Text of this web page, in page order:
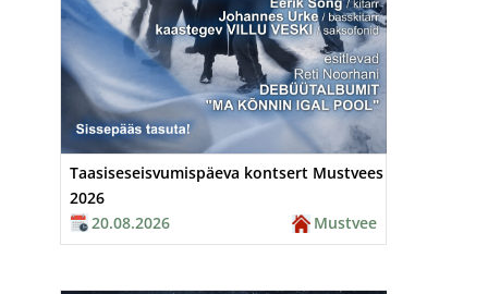
Taasiseseisvumispäeva kontsert Mustvees
2026
20.08.2026
Mustvee